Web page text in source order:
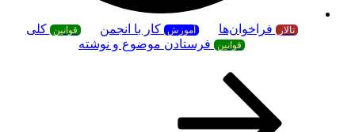
تالار فراخوان‌ها آموزش کار با انجمن قوانین کلی
قوانین فرستادن موضوع و نوشته